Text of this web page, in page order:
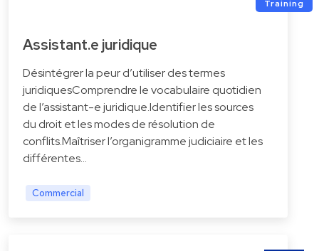
Training
Assistant.e juridique
Désintégrer la peur d’utiliser des termes
juridiquesComprendre le vocabulaire quotidien
de l’assistant-e juridique.Identifier les sources
du droit et les modes de résolution de
conflits.Maîtriser l’organigramme judiciaire et les
différentes…
Commercial